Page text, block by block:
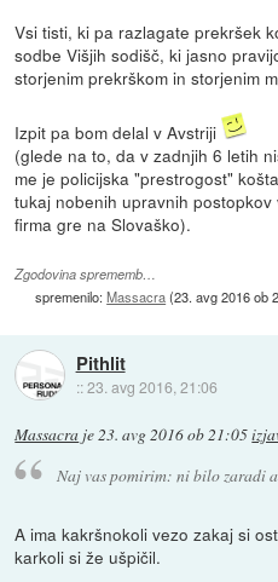
Vsi tisti, ki pa razlagate prekršek
sodbe Višjih sodišč, ki jasno
storjenim prekrškom in storjenim
Izpit pa bom delal v Avstriji
(glede na to, da v zadnjih 6 letih
me je policijska "prestrogost"
tukaj nobenih upravnih
firma gre na Slovaško).
Zgodovina sprememb…
spremenilo:Massacra(23. avg 2016 ob
Pithlit
::23. avg 2016, 21:06
Massacra je23. avg 2016 ob 21:05
Naj vas pomirim: ni bilo zaradi
A ima kakršnokoli vezo zakaj si
karkoli si že ušpičil.